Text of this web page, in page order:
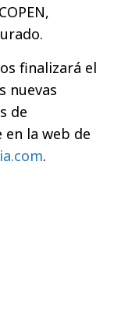
finalizará el
nuevas
de
la web de
.